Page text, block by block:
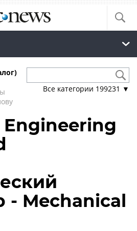
Все категории 199231 ▼
Engineering
- Mechanical